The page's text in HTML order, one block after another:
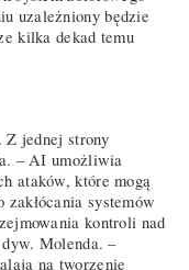
uzależniony będzie
kilka dekad temu
Z jednej strony
– AI umożliwia
ataków, które mogą
systemów
kontroli nad
Molenda. –
na tworzenie